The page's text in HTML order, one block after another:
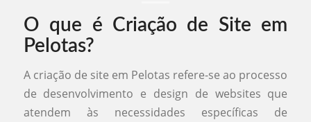
O que é Criação de Site em
Pelotas?
A criação de site em Pelotas refere-se ao processo
de desenvolvimento e design de websites que
atendem às necessidades específicas de